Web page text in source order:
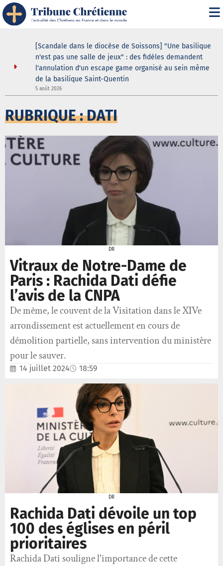
[Scandale dans le diocèse de Soissons] "Une basilique
n'est pas une salle de jeux" : des fidèles demandent
l'annulation d'un escape game organisé au sein même
de la basilique Saint-Quentin
5 août 2026
RUBRIQUE : DATI
DR
Vitraux de Notre-Dame de
Paris : Rachida Dati défie
l’avis de la CNPA
De même, le couvent de la Visitation dans le XIVe
arrondissement est actuellement en cours de
démolition partielle, sans intervention du ministère
pour le sauver.
14 juillet 2024 18:59
DR
Rachida Dati dévoile un top
100 des églises en péril
prioritaires
Rachida Dati souligne l'importance de cette